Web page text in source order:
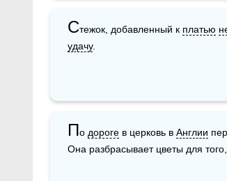
Стежок, добавленный к платью
удачу.
По дороге в церковь в Англии
Она разбрасывает цветы для